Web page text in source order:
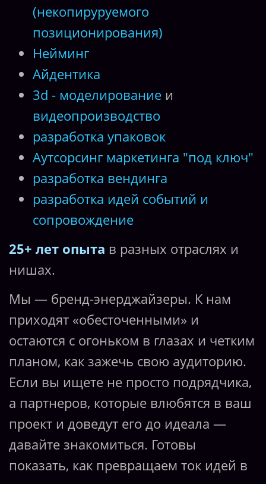
(некопируруемого
позиционирования)
Нейминг
Айдентика
3d - моделирование и
видеопроизводство
разработка упаковок
Аутсорсинг маркетинга "под ключ"
разработка вендинга
разработка идей событий и
сопровождение
25+ лет опыта в разных отраслях и
нишах.
Мы — бренд-энерджайзеры. К нам
приходят «обесточенными» и
остаются с огоньком в глазах и четким
планом, как зажечь свою аудиторию.
Если вы ищете не просто подрядчика,
а партнеров, которые влюбятся в ваш
проект и доведут его до идеала —
давайте знакомиться. Готовы
показать, как превращаем ток идей в